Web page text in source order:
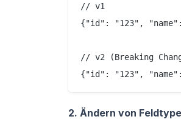
// v1
{"id": "123",
// v2 (Breaking
2. Ändern von